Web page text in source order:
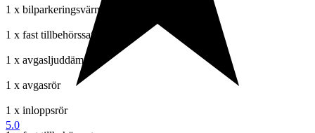
1 x bilparkeringsvärmare
1 x fast tillbehörssats
1 x avgasljuddämpare
1 x avgasrör
1 x inloppsrör
5.0